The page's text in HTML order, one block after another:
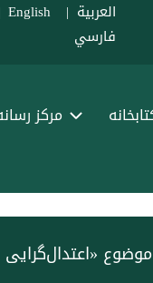
العربية |
|English
فارسي
مرکز